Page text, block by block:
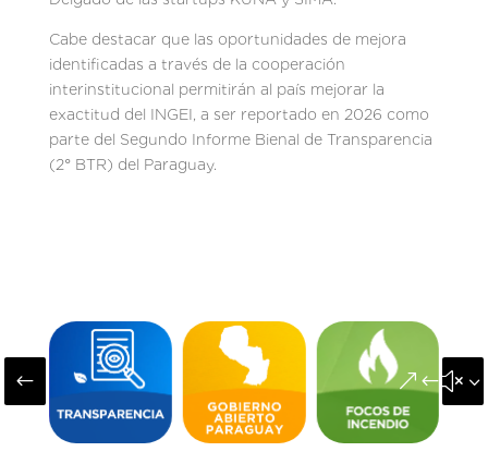
Cabe destacar que las oportunidades de mejora
identificadas a través de la cooperación
interinstitucional permitirán al país mejorar la
exactitud del INGEI, a ser reportado en 2026 como
parte del Segundo Informe Bienal de Transparencia
(2° BTR) del Paraguay.
#